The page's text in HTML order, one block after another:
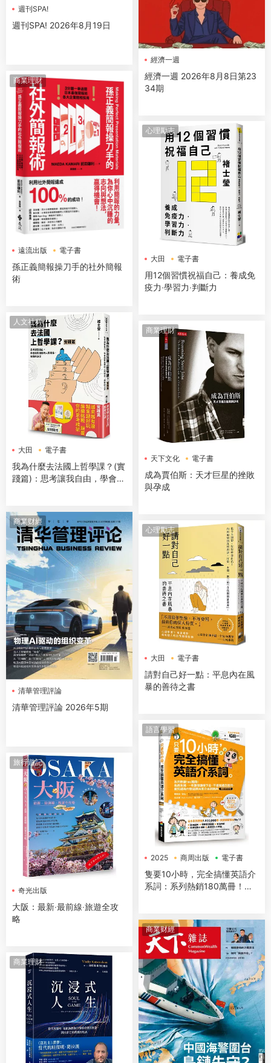
週刊SPA!
週刊SPA! 2026年8月19日
經濟一週
經濟一週 2026年8月8日第23
34期
商業理財
遠流出版 電子書
孫正義簡報操刀手的社外簡報
術
心理勵志
大田 電子書
用12個習慣祝福自己：養成免
疫力‧學習力‧判斷力
人文社科
大田 電子書
我為什麼去法國上哲學課？(實
踐篇)：思考讓我自由，學會面
商業理財
天下文化 電子書
成為賈伯斯：天才巨星的挫敗
與孕成
商業财經
清華管理評論
清華管理評論 2026年5期
心理勵志
大田 電子書
請對自己好一點：平息內在風
暴的善待之書
語言學習
2025 商周出版 電子書
隻要10小時，完全搞懂英語介
系詞：系列熱銷180萬冊！免
麼這樣用的介系詞寶典
旅行遊記
奇光出版
大阪：最新‧最前線‧旅遊全攻
略
商業财經
商業理財